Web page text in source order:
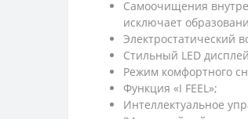
Самоочищения
исключает
Электростатический
Стильный LED
Режим комфортного
Функция «I FEEL»;
Интеллектуальное